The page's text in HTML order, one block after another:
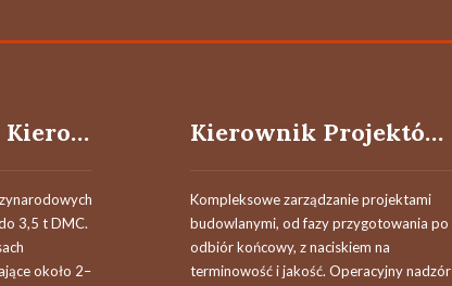
Kierowczyni / Kierowca międzynarodowy kat. B
3,5 t DMC.
około 2–
Kierownik Projektów (K/M)
Kompleksowe zarządzanie projektami
budowlanymi, od fazy przygotowania po
odbiór końcowy, z naciskiem na
terminowość i jakość. Operacyjny nadzór